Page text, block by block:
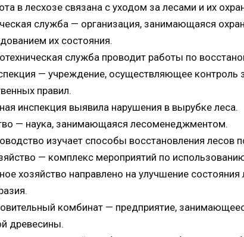
в лесхозе связана с уходом за лесами и их
служба — организация, занимающаяся
их состояния.
служба проводит работы по
— учреждение, осуществляющее
правил.
инспекция выявила нарушения в вырубке леса.
— наука, занимающаяся лесоменеджментом.
изучает способы восстановления лесов
— комплекс мероприятий по
хозяйство направлено на улучшение состояния
комбинат — предприятие,
древесины.